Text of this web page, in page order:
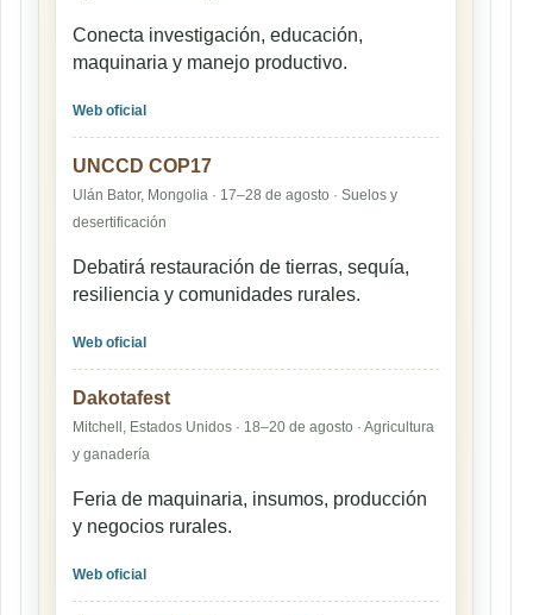
Conecta investigación, educación,
maquinaria y manejo productivo.
Web oficial
UNCCD COP17
Ulán Bator, Mongolia · 17–28 de agosto · Suelos y
desertificación
Debatirá restauración de tierras, sequía,
resiliencia y comunidades rurales.
Web oficial
Dakotafest
Mitchell, Estados Unidos · 18–20 de agosto · Agricultura
y ganadería
Feria de maquinaria, insumos, producción
y negocios rurales.
Web oficial